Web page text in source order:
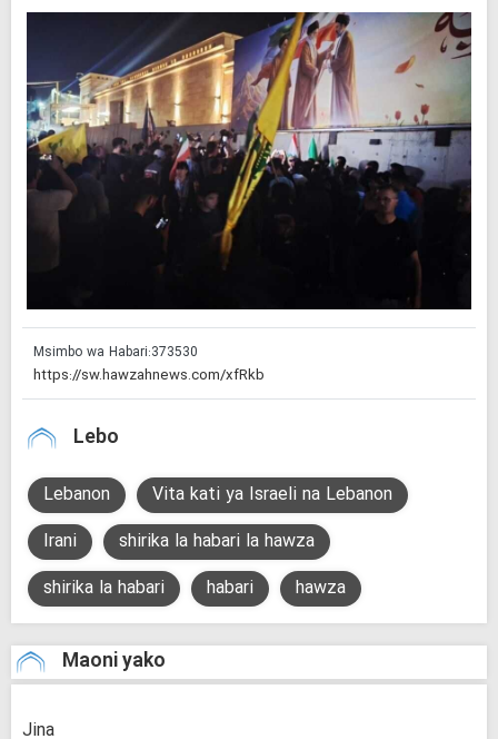
Msimbo wa Habari:373530
Lebo
Lebanon
Vita kati ya Israeli na Lebanon
Irani
shirika la habari la hawza
shirika la habari
habari hawza
Maoni yako
Jina